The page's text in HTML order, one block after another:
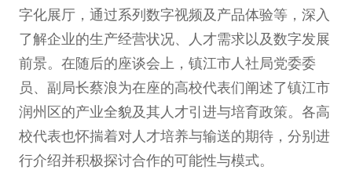
字化展厅，通过系列数字视频及产品体验等，深入
了解企业的生产经营状况、人才需求以及数字发展
前景。在随后的座谈会上，镇江市人社局党委委
员、副局长蔡浪为在座的高校代表们阐述了镇江市
润州区的产业全貌及其人才引进与培育政策。各高
校代表也怀揣着对人才培养与输送的期待，分别进
行介绍并积极探讨合作的可能性与模式。